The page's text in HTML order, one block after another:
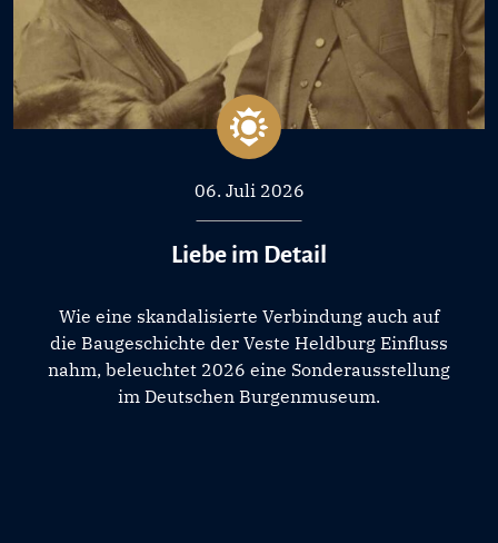
06. Juli 2026
Liebe im Detail
Wie eine skandalisierte Verbindung auch auf
die Baugeschichte der Veste Heldburg Einfluss
nahm, beleuchtet 2026 eine Sonderausstellung
im Deutschen Burgenmuseum.